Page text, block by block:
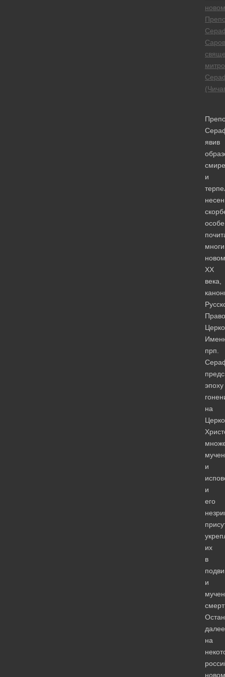
явив
и
XX
века,
прп.
эпоху
на
и
и
его
их
в
и
далее
на